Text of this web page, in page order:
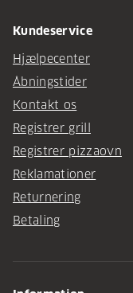
Kundeservice
Hjælpecenter
Åbningstider
Kontakt os
Registrer grill
Registrer pizzaovn
Reklamationer
Returnering
Betaling